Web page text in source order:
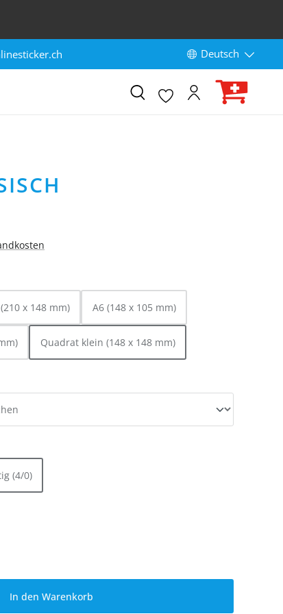
Deutsch
x 148 mm) A6 (148 x 105 mm)
Quadrat klein (148 x 148 mm)
(4/0)
den gewünschten Wert ein
In den Warenkorb